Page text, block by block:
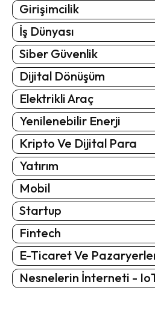
Girişimcilik
İş Dünyası
Siber Güvenlik
Dijital Dönüşüm
Elektrikli Araç
Yenilenebilir Enerji
Kripto Ve Dijital Para
Yatırım
Mobil
Startup
Fintech
E-Ticaret Ve
Nesnelerin İnterneti -